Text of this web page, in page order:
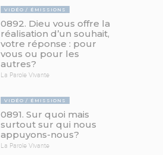
VIDÉO ÉMISSIONS
0892. Dieu vous offre la
réalisation d’un souhait,
votre réponse : pour
vous ou pour les
autres?
La Parole Vivante
VIDÉO ÉMISSIONS
0891. Sur quoi mais
surtout sur qui nous
appuyons-nous?
La Parole Vivante